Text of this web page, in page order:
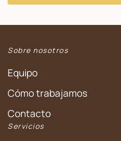
Sobre nosotros
Equipo
Cómo trabajamos
Contacto
Servicios